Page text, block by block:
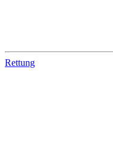
Rettung